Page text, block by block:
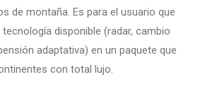
de montaña. Es para el usuario que
disponible (radar, cambio
adaptativa) en un paquete que
con total lujo.